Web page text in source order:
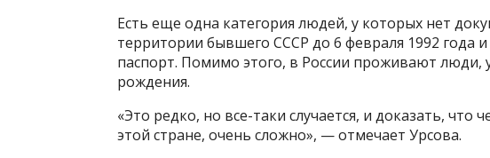
Есть еще одна категория людей, у которых нет
территории бывшего СССР до 6 февраля 1992 года и
паспорт. Помимо этого, в России проживают люди,
рождения.
«Это редко, но все-таки случается, и доказать, что
этой стране, очень сложно», — отмечает Урсова.